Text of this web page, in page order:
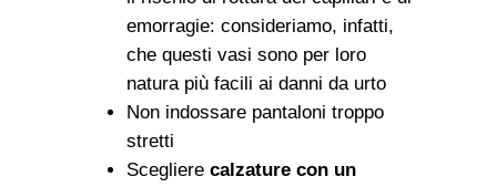
emorragie: consideriamo, infatti,
che questi vasi sono per loro
natura più facili ai danni da urto
Non indossare pantaloni troppo
stretti
Scegliere calzature con un